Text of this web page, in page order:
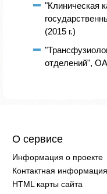
"Клиническая
(2015 г.)
отделений",
О сервисе
Информация о проекте
Контактная информация
HTML карты сайта